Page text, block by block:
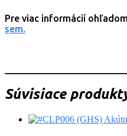
Pre viac informácií
sem.
Súvisiace